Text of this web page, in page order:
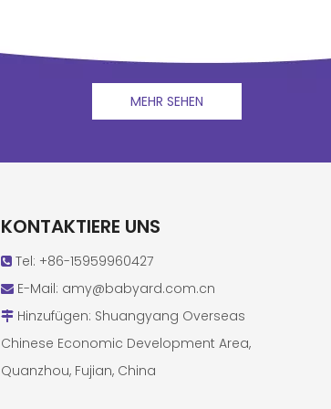
MEHR SEHEN
KONTAKTIERE UNS
 Tel: +86-15959960427
 E-Mail: amy@babyard.com.cn
 Hinzufügen: Shuangyang Overseas
Chinese Economic Development Area,
Quanzhou, Fujian, China